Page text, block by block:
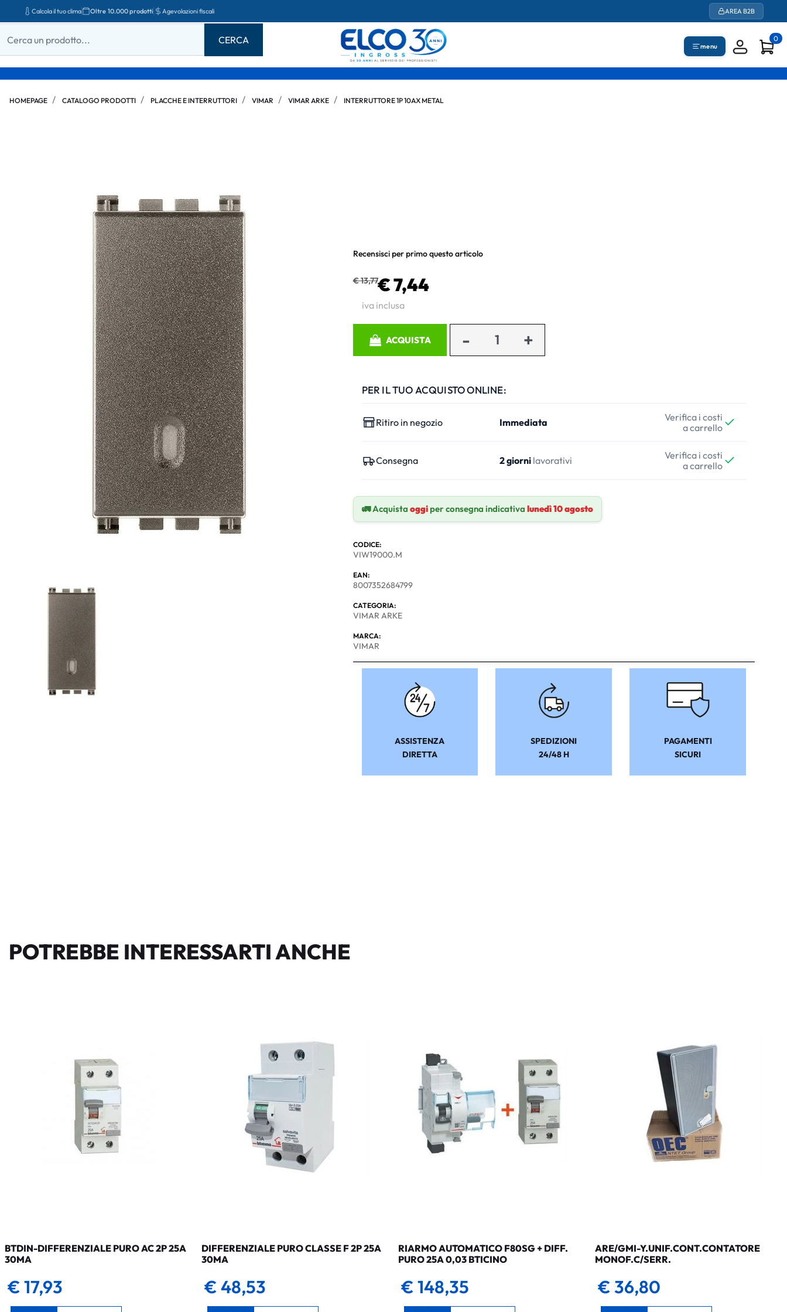
Calcola il tuo clima Oltre 10.000 prodotti Agevolazioni fiscali AREA B2B
menu
0
HOMEPAGE CATALOGO PRODOTTI PLACCHE E INTERRUTTORI VIMAR VIMAR ARKE INTERRUTTORE 1P 10AX METAL
Recensisci per primo questo articolo
€ 13,77€ 7,44
iva inclusa
ACQUISTA
PER IL TUO ACQUISTO ONLINE:
Ritiro in negozio Immediata
Verifica i costi
a carrello
Consegna 2 giornilavorativi
Verifica i costi
a carrello
🚛 Acquista oggiper consegna indicativa lunedì 10 agosto
CODICE:
VIW19000.M
EAN:
8007352684799
CATEGORIA:
VIMAR ARKE
MARCA:
VIMAR
ASSISTENZA
DIRETTA
SPEDIZIONI
24/48 H
PAGAMENTI
SICURI
POTREBBE INTERESSARTI ANCHE
BTDIN-DIFFERENZIALE PURO AC 2P 25A
30MA
€ 17,93
DIFFERENZIALE PURO CLASSE F 2P 25A
30MA
€ 48,53
RIARMO AUTOMATICO F80SG + DIFF.
PURO 25A 0,03 BTICINO
€ 148,35
ARE/GMI-Y.UNIF.CONT.CONTATORE
MONOF.C/SERR.
€ 36,80